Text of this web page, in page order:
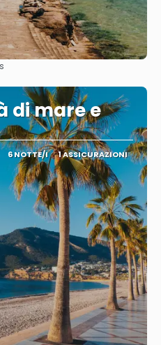
di mare e
6 NOTTE/I 1 ASSICURAZIONI